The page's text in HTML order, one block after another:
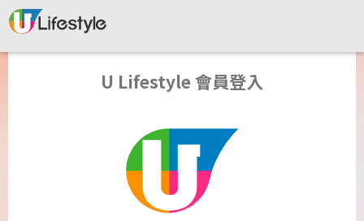
U Lifestyle 會員登入